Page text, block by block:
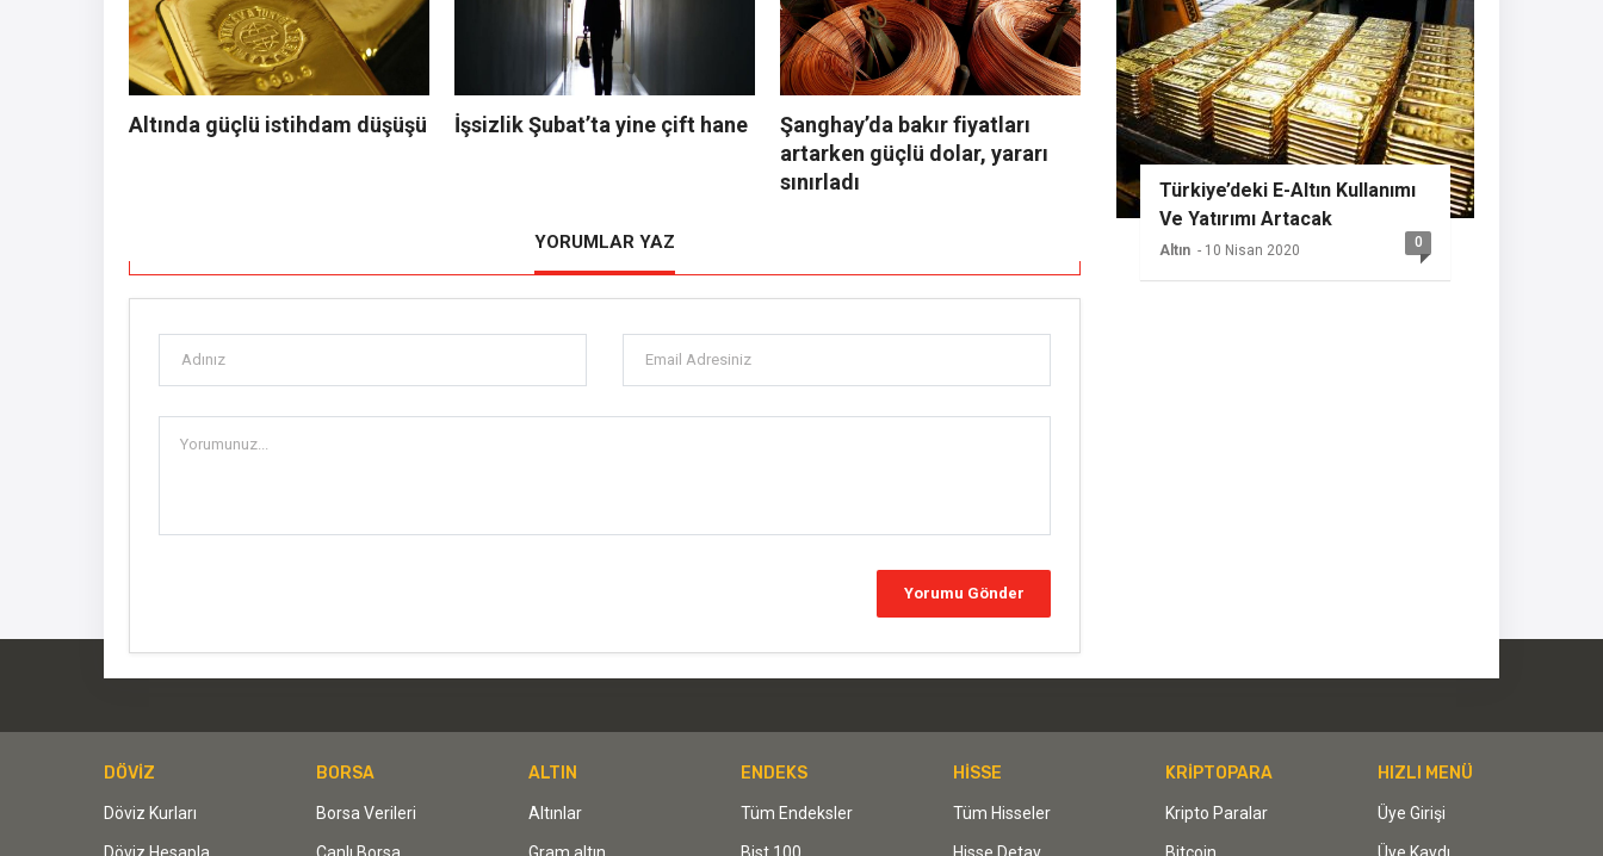
Altında güçlü istihdam düşüşü İşsizlik Şubat’ta yine çift hane
Şanghay’da bakır fiyatları
artarken güçlü dolar, yararı
sınırladı
YORUMLAR YAZ
Türkiye’deki E-Altın Kullanımı
Ve Yatırımı Artacak
Altın - 10 Nisan 2020 0
DÖVİZ
Döviz Kurları
BORSA
Borsa Verileri
ALTIN
Altınlar
ENDEKS
Tüm Endeksler
HİSSE
Tüm Hisseler
KRİPTOPARA
Kripto Paralar
HIZLI MENÜ
Üye Girişi